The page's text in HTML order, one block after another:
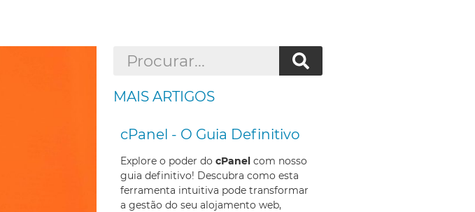
MAIS ARTIGOS
cPanel - O Guia Definitivo
Explore o poder do cPanelcom nosso
guia definitivo! Descubra como esta
ferramenta intuitiva pode transformar
a gestão do seu alojamento web,